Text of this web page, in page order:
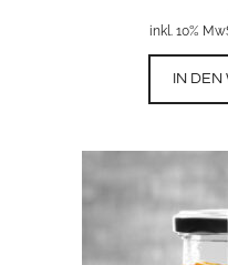
inkl. 10%
IN